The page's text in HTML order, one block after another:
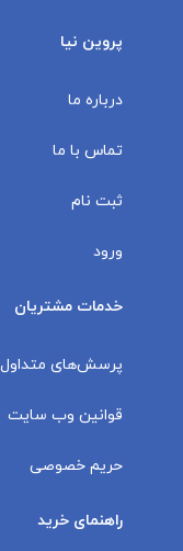
پروین نیا
درباره ما
تماس با ما
ثبت نام
ورود
خدمات مشتریان
پرسش‌های متداول
قوانین وب سایت
حریم خصوصی
راهنمای خرید